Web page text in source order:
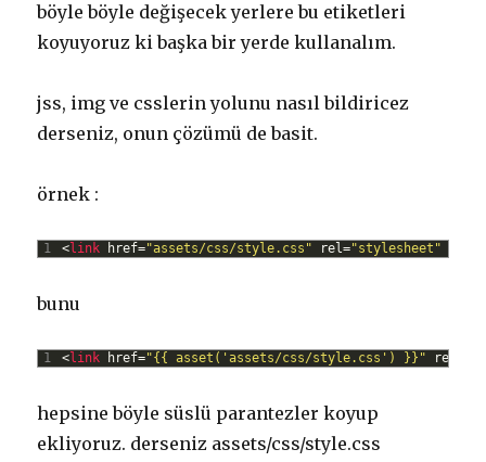
böyle böyle değişecek yerlere bu etiketleri
koyuyoruz ki başka bir yerde kullanalım.
jss, img ve csslerin yolunu nasıl bildiricez
derseniz, onun çözümü de basit.
örnek :
1 <link href="assets/css/style.css" rel="stylesheet"
bunu
1 <link href="{{ asset('assets/css/style.css') }}" rel
hepsine böyle süslü parantezler koyup
ekliyoruz. derseniz assets/css/style.css